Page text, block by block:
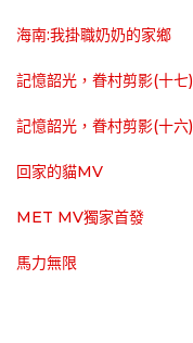
海南:我掛職奶奶的家鄉
記憶韶光，眷村剪影(十七)
記憶韶光，眷村剪影(十六)
回家的貓MV
MET MV獨家首發
馬力無限